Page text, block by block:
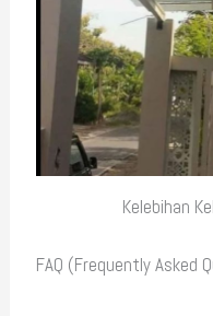
Kelebihan
FAQ (Frequently Asked